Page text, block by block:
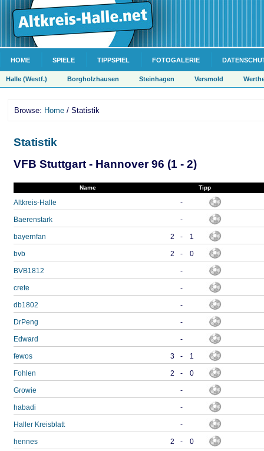
HOME SPIELE TIPPSPIEL FOTOGALERIE
Halle (Westf.) Borgholzhausen Steinhagen Versmold
Browse: Home / Statistik
Statistik
VFB Stuttgart - Hannover 96 (1 - 2)
Name Tipp
Altkreis-Halle -
Baerenstark -
bayernfan 2 - 1
bvb 2 - 0
BVB1812 -
crete -
db1802 -
DrPeng -
Edward -
fewos 3 - 1
Fohlen 2 - 0
Growie -
habadi -
Haller Kreisblatt -
hennes 2 - 0